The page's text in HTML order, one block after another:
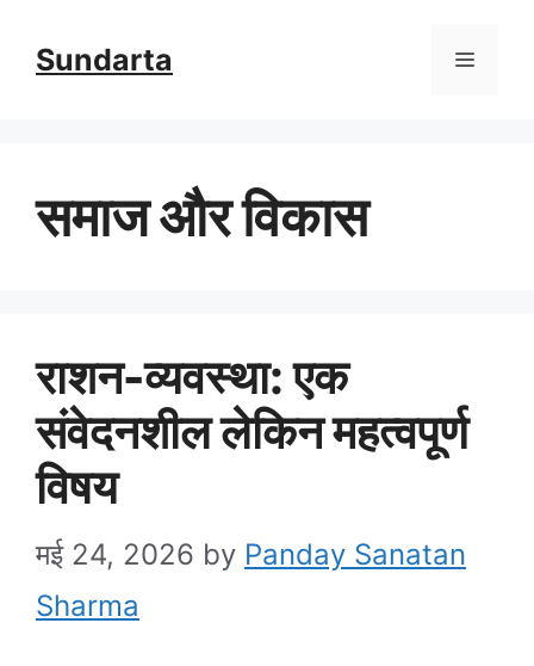
Sundarta Menu
समाज और विकास
राशन-व्यवस्था: एक
संवेदनशील लेकिन महत्वपूर्ण
विषय
मई 24, 2026 by Panday Sanatan
Sharma